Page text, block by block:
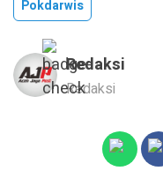
Pokdarwis
Redaksi
Redaksi